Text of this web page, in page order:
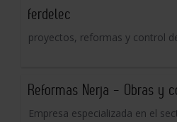
ferdelec
proyectos, reformas y control
Reformas Nerja - Obras y
Empresa especializada en el